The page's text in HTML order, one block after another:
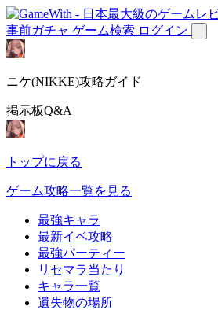
事前ガチャ ゲーム検索 ログイン
ニケ(NIKKE)攻略ガイド
掲示板Q&A
トップに戻る
ゲーム攻略一覧を見る
最強キャラ
最新イベ攻略
最強パーティー
リセマラ当たり
キャラ一覧
遺失物の場所